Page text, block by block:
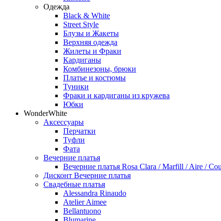
Одежда
Black & White
Street Style
Блузы и Жакеты
Верхняя одежда
Жилеты и Фраки
Кардиганы
Комбинезоны, брюки
Платье и костюмы
Туники
Фраки и кардиганы из кружева
Юбки
WonderWhite
Аксессуары
Перчатки
Туфли
Фата
Вечерние платья
Вечерние платья Rosa Clara / Marfill / Aire /
Дисконт Вечерние платья
Свадебные платья
Alessandra Rinaudo
Atelier Aimee
Bellantuono